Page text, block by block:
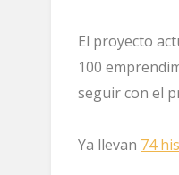
El proyecto
100
seguir con el
Ya llevan 74